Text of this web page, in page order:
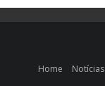
Home Notícias